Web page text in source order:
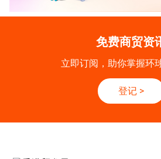
免费商贸资
立即订阅，助你掌握环
登记 >